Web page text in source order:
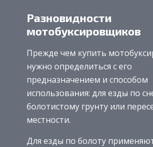
Разновидности
мотобуксировщиков
Прежде чем купить
нужно определиться с его
предназначением и способом
использования: для езды по
болотистому грунту или
местности.
Для езды по болоту